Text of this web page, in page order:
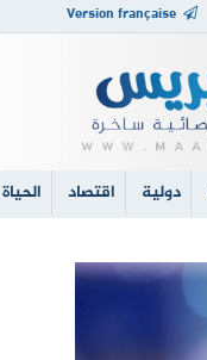
Version française
دولية اقتصاد